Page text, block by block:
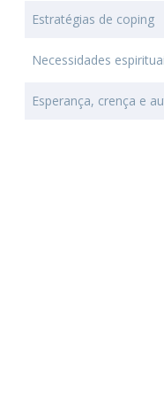
Estratégias de coping
Necessidades
Esperança, crença e